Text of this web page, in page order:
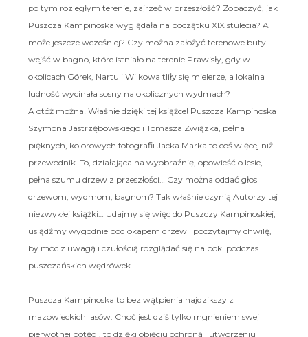
po tym rozległym terenie, zajrzeć w przeszłość? Zobaczyć, jak
Puszcza Kampinoska wyglądała na początku XIX stulecia? A
może jeszcze wcześniej? Czy można założyć terenowe buty i
wejść w bagno, które istniało na terenie Prawisły, gdy w
okolicach Górek, Nartu i Wilkowa tliły się mielerze, a lokalna
ludność wycinała sosny na okolicznych wydmach?
A otóż można! Właśnie dzięki tej książce! Puszcza Kampinoska
Szymona Jastrzębowskiego i Tomasza Związka, pełna
pięknych, kolorowych fotografii Jacka Marka to coś więcej niż
przewodnik. To, działająca na wyobraźnię, opowieść o lesie,
pełna szumu drzew z przeszłości… Czy można oddać głos
drzewom, wydmom, bagnom? Tak właśnie czynią Autorzy tej
niezwykłej książki… Udajmy się więc do Puszczy Kampinoskiej,
usiądźmy wygodnie pod okapem drzew i poczytajmy chwilę,
by móc z uwagą i czułością rozglądać się na boki podczas
puszczańskich wędrówek…
Puszcza Kampinoska to bez wątpienia najdzikszy z
mazowieckich lasów. Choć jest dziś tylko mgnieniem swej
pierwotnej potęgi, to dzięki objęciu ochroną i utworzeniu